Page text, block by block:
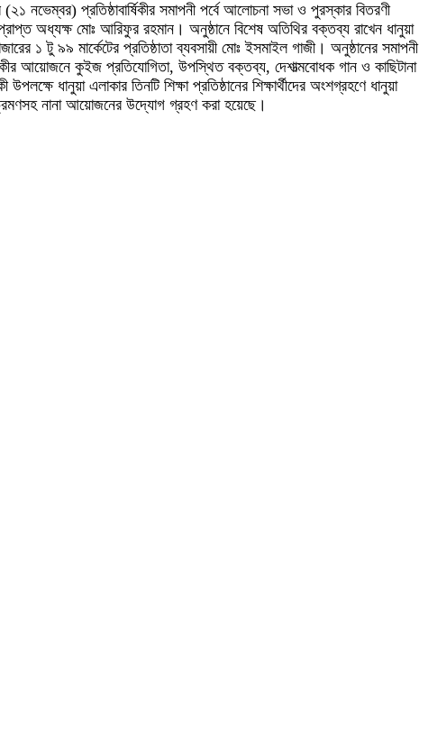
নভেম্বর) প্রতিষ্ঠাবার্ষিকীর সমাপনী পর্বে আলোচনা সভা ও পুরস্কার বিতরণী
অধ্যক্ষ মোঃ আরিফুর রহমান। অনুষ্ঠানে বিশেষ অতিথির বক্তব্য রাখেন ধানুয়া
১ টু ৯৯ মার্কেটের প্রতিষ্ঠাতা ব্যবসায়ী মোঃ ইসমাইল গাজী। অনুষ্ঠানের সমাপনী
আয়োজনে কুইজ প্রতিযোগিতা, উপস্থিত বক্তব্য, দেশাত্মবোধক গান ও কাছিটানা
ধানুয়া এলাকার তিনটি শিক্ষা প্রতিষ্ঠানের শিক্ষার্থীদের অংশগ্রহণে ধানুয়া
ভ্রমণসহ নানা আয়োজনের উদ্যোগ গ্রহণ করা হয়েছে।